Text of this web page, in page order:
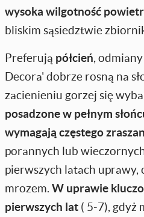
wysoka wilgotność
bliskim sąsiedztwie
Preferują półcień,
Decora' dobrze rosną na
zacienieniu gorzej się
posadzone w pełnym
wymagają częstego
porannych lub
pierwszych latach uprawy,
mrozem. W uprawie
pierwszych lat ( 5-7), gdyż